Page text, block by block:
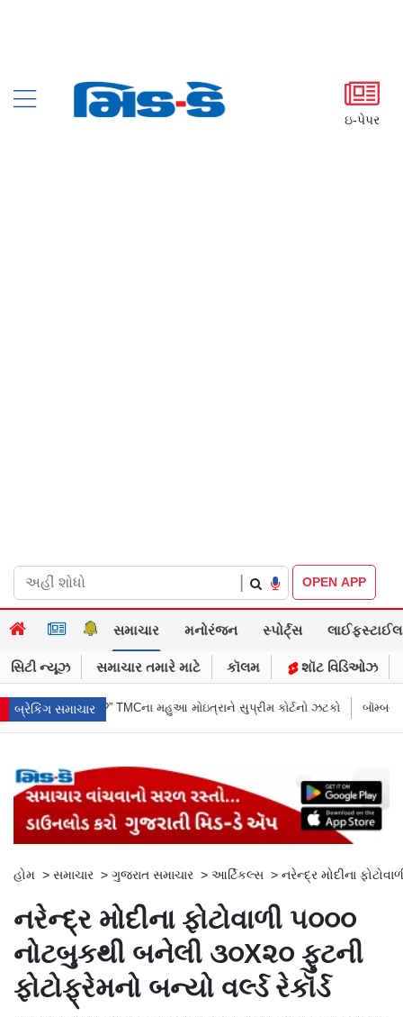
ઇ-પેપર
OPEN APP
સમાચાર મનોરંજન સ્પોર્ટ્સ લાઈફસ્ટાઈલ
સિટી ન્યૂઝ સમાચાર તમારે માટે કૉલમ શૉટ વિડિઓઝ
બ્રેકિંગ સમાચાર
સુપ્રીમ કોર્ટનો ઝટકો બૉમ્બની ધમકી બાદ મુંબઈમાં હાઈ ઍલર્ટ:
હોમ > સમાચાર > ગુજરાત સમાચાર > આર્ટિકલ્સ > નરેન્દ્ર મોદીના
નરેન્દ્ર મોદીના ફોટોવાળી ૫૦૦૦
નોટબુકથી બનેલી ૩૦X૨૦ ફુટની
ફોટોફ્રેમનો બન્યો વર્લ્ડ રેકૉર્ડ